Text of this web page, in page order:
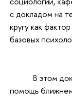
с докладом на
кругу как
базовых
В этом
помощь